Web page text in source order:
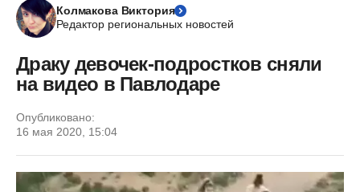
Колмакова Виктория
Редактор региональных новостей
Драку девочек-подростков сняли
на видео в Павлодаре
Опубликовано:
16 мая 2020, 15:04